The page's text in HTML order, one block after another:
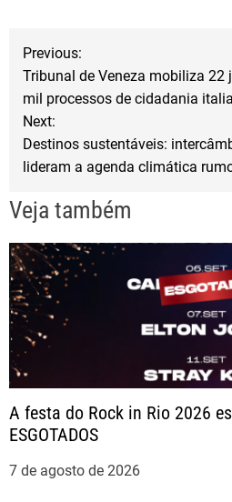
o
N
g
a
ç
ã
o
d
e
Previous:
Tribunal de Veneza mobiliza 22
mil processos de cidadania
Next:
Destinos sustentáveis:
lideram a agenda climática
Veja também
A festa do Rock in Rio 2026
ESGOTADOS
7 de agosto de 2026